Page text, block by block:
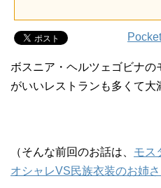
Pocket
ボスニア・ヘルツェゴビナ
がいいレストランも多くて大
（そんな前回のお話は、 モス
オシャレVS民族衣装のお姉